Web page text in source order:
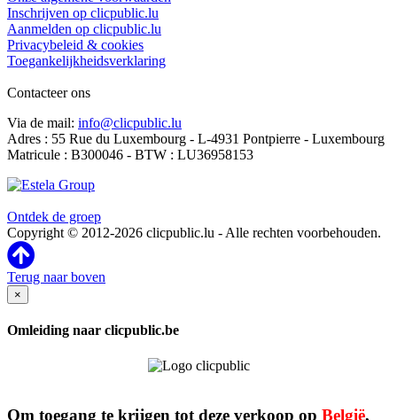
Inschrijven op clicpublic.lu
Aanmelden op clicpublic.lu
Privacybeleid & cookies
Toegankelijkheidsverklaring
Contacteer ons
Via de mail: info@clicpublic.lu
Adres : 55 Rue du Luxembourg - L-4931 Pontpierre - Luxembourg
Matricule : B300046 - BTW : LU36958153
Ontdek de groep
Copyright © 2012-2026 clicpublic.lu - Alle rechten voorbehouden.
Terug naar boven
×
Omleiding naar clicpublic.be
Om toegang te krijgen tot deze verkoop op België,